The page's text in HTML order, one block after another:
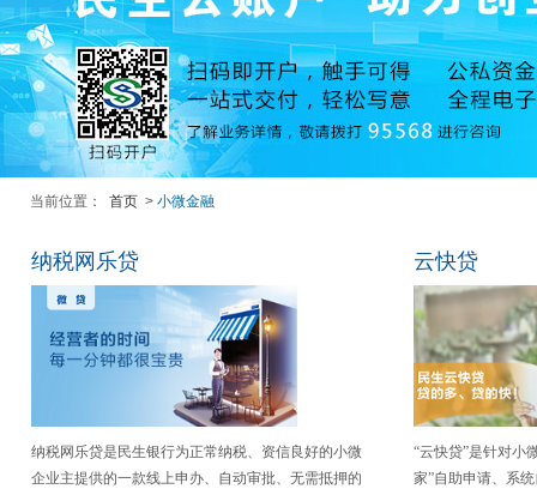
当前位置： 首页 > 小微金融
纳税网乐贷
纳税网乐贷是民生银行为正常纳税、资信良好的小微
企业主提供的一款线上申办、自动审批、无需抵押的
云快贷
“云快贷”是针对小
家”自助申请、系